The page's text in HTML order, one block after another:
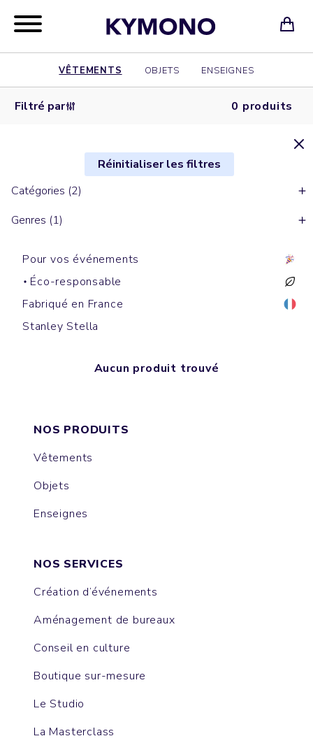
VÊTEMENTS OBJETS ENSEIGNES
Filtré par 0 produits
Réinitialiser les filtres
Catégories (2)
Genres (1)
Pour vos événements
Éco-responsable
Fabriqué en France
Stanley Stella
Aucun produit trouvé
NOS PRODUITS
Vêtements
Objets
Enseignes
NOS SERVICES
Création d’événements
Aménagement de bureaux
Conseil en culture
Boutique sur-mesure
Le Studio
La Masterclass